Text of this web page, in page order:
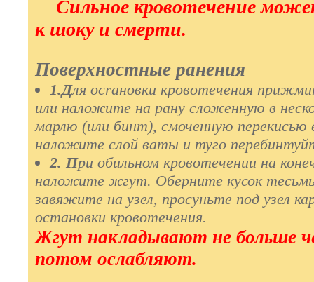
Сильное кровотечение
к шоку и смерти.
Поверхностные ранения
1.Для ocraновки кровотечения
или наложите на рану сложенную в
марлю (или бинт), смоченную перекисью
наложите слой ваты и туго
2. При обильном кровотечении на
наложите жгут. Оберните кусок
завяжите на узел, просуньте под узел
остановки кровотечения.
Жгут накладывают не больше
потом ослабляют.